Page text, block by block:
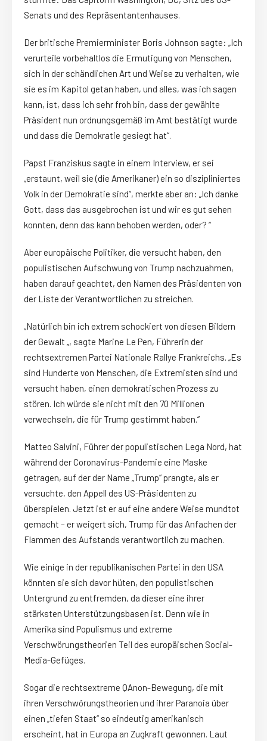
Senats und des Repräsentantenhauses.
Der britische Premierminister Boris Johnson sagte: „Ich
verurteile vorbehaltlos die Ermutigung von Menschen,
sich in der schändlichen Art und Weise zu verhalten, wie
sie es im Kapitol getan haben, und alles, was ich sagen
kann, ist, dass ich sehr froh bin, dass der gewählte
Präsident nun ordnungsgemäß im Amt bestätigt wurde
und dass die Demokratie gesiegt hat“.
Papst Franziskus sagte in einem Interview, er sei
„erstaunt, weil sie (die Amerikaner) ein so diszipliniertes
Volk in der Demokratie sind“, merkte aber an: „Ich danke
Gott, dass das ausgebrochen ist und wir es gut sehen
konnten, denn das kann behoben werden, oder? “
Aber europäische Politiker, die versucht haben, den
populistischen Aufschwung von Trump nachzuahmen,
haben darauf geachtet, den Namen des Präsidenten von
der Liste der Verantwortlichen zu streichen.
„Natürlich bin ich extrem schockiert von diesen Bildern
der Gewalt „, sagte Marine Le Pen, Führerin der
rechtsextremen Partei Nationale Rallye Frankreichs. „Es
sind Hunderte von Menschen, die Extremisten sind und
versucht haben, einen demokratischen Prozess zu
stören. Ich würde sie nicht mit den 70 Millionen
verwechseln, die für Trump gestimmt haben.“
Matteo Salvini, Führer der populistischen Lega Nord, hat
während der Coronavirus-Pandemie eine Maske
getragen, auf der der Name „Trump“ prangte, als er
versuchte, den Appell des US-Präsidenten zu
überspielen. Jetzt ist er auf eine andere Weise mundtot
gemacht – er weigert sich, Trump für das Anfachen der
Flammen des Aufstands verantwortlich zu machen.
Wie einige in der republikanischen Partei in den USA
könnten sie sich davor hüten, den populistischen
Untergrund zu entfremden, da dieser eine ihrer
stärksten Unterstützungsbasen ist. Denn wie in
Amerika sind Populismus und extreme
Verschwörungstheorien Teil des europäischen Social-
Media-Gefüges.
Sogar die rechtsextreme QAnon-Bewegung, die mit
ihren Verschwörungstheorien und ihrer Paranoia über
einen „tiefen Staat“ so eindeutig amerikanisch
erscheint, hat in Europa an Zugkraft gewonnen. Laut